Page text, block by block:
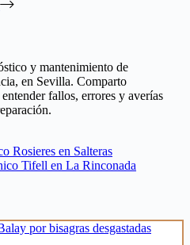
y mantenimiento de
en Sevilla. Comparto
fallos, errores y averías
Rosieres en Salteras
Tifell en La Rinconada